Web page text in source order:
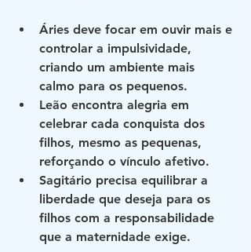
Áries deve focar em ouvir mais e
controlar a impulsividade,
criando um ambiente mais
calmo para os pequenos.
Leão encontra alegria em
celebrar cada conquista dos
filhos, mesmo as pequenas,
reforçando o vínculo afetivo.
Sagitário precisa equilibrar a
liberdade que deseja para os
filhos com a responsabilidade
que a maternidade exige.